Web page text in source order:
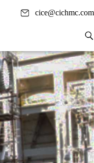
cice@cichmc.com